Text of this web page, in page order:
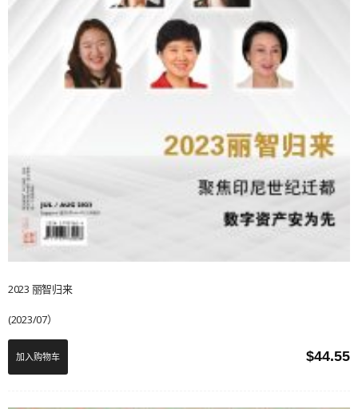
2023 丽智归来
(2023/07）
$44.55
加入购物车